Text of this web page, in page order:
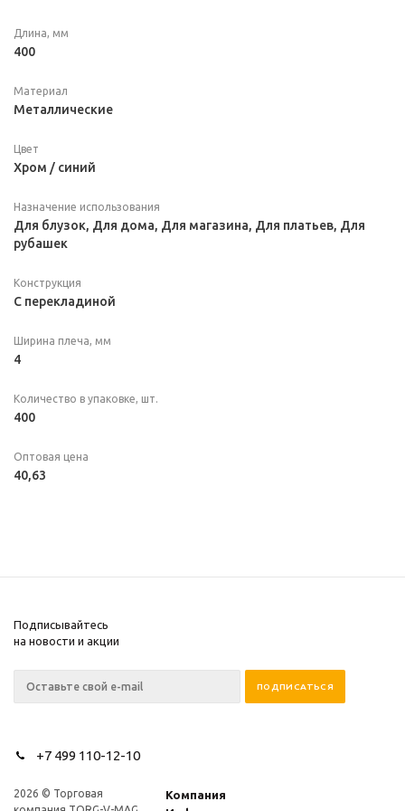
Длина, мм
400
Материал
Металлические
Цвет
Хром / синий
Назначение использования
Для блузок, Для дома, Для магазина, Для платьев, Для
рубашек
Конструкция
С перекладиной
Ширина плеча, мм
4
Количество в упаковке, шт.
400
Оптовая цена
40,63
Подписывайтесь
на новости и акции
+7 499 110-12-10
2026 © Торговая
Компания